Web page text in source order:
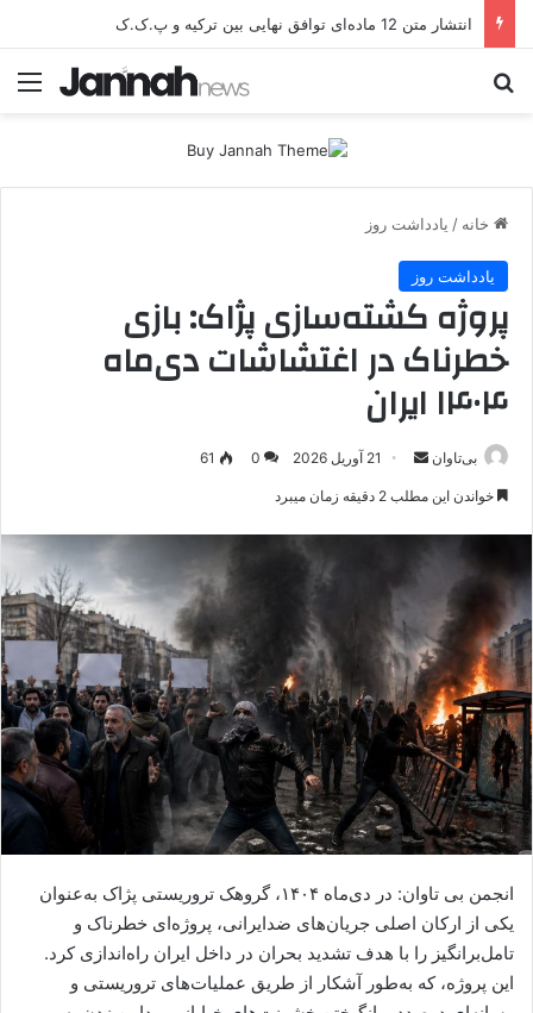
انتشار متن 12 ماده‌ای توافق نهایی بین ترکیه و پ.ک.ک
خانه / یادداشت روز
یادداشت روز
پروژه کشته‌سازی پژاک: بازی
خطرناک در اغتشاشات دی‌ماه
۱۴۰۴ ایران
بی‌تاوان
ر
م
ی
ل
21 آوریل 2026 0
61
خواندن این مطلب 2 دقیقه زمان میبرد
انجمن بی تاوان: در دی‌ماه ۱۴۰۴، گروهک تروریستی پژاک به‌عنوان
یکی از ارکان اصلی جریان‌های ضدایرانی، پروژه‌ای خطرناک و
تامل‌برانگیز را با هدف تشدید بحران در داخل ایران راه‌اندازی کرد.
این پروژه، که به‌طور آشکار از طریق عملیات‌های تروریستی و